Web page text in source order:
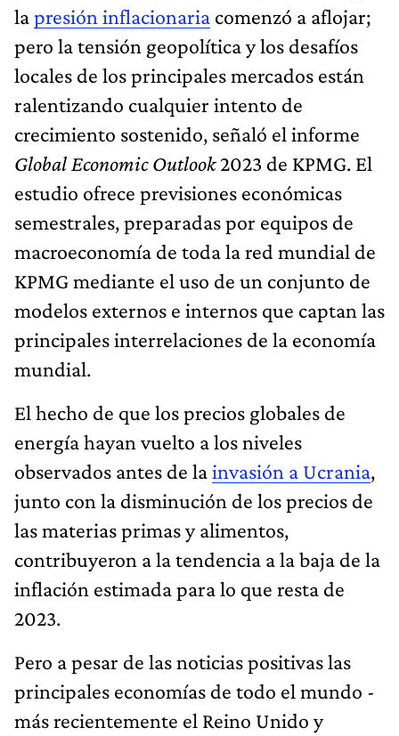
lapresión inflacionaria comenzó a aflojar;
pero la tensión geopolítica y los desafíos
locales de los principales mercados están
ralentizando cualquier intento de
crecimiento sostenido, señaló el informe
Global Economic Outlook2023 de KPMG. El
estudio ofrece previsiones económicas
semestrales, preparadas por equipos de
macroeconomía de toda la red mundial de
KPMG mediante el uso de un conjunto de
modelos externos e internos que captan las
principales interrelaciones de la economía
mundial.
El hecho de que los precios globales de
energía hayan vuelto a los niveles
observados antes de lainvasión a Ucrania,
junto con la disminución de los precios de
las materias primas y alimentos,
contribuyeron a la tendencia a la baja de la
inflación estimada para lo que resta de
2023.
Pero a pesar de las noticias positivas las
principales economías de todo el mundo -
más recientemente el Reino Unido y